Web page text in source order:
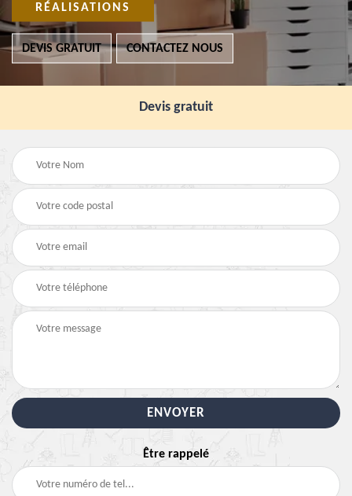
RÉALISATIONS
DEVIS GRATUIT CONTACTEZ NOUS
Devis gratuit
Être rappelé